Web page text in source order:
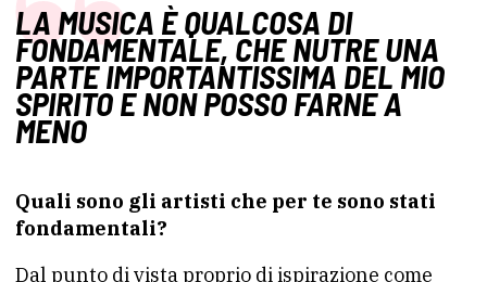
LA MUSICA È QUALCOSA DI
FONDAMENTALE, CHE NUTRE UNA
PARTE IMPORTANTISSIMA DEL MIO
SPIRITO E NON POSSO FARNE A
MENO
Quali sono gli artisti che per te sono stati
fondamentali?
Dal punto di vista proprio di ispirazione come